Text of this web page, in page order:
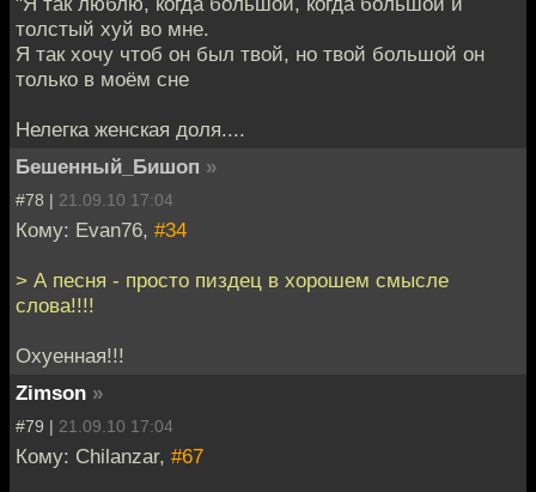
толстый хуй во мне.
Я так хочу чтоб он был твой, но твой большой он
только в моём сне
Нелегка женская доля....
Бешенный_Бишоп »
#78 | 21.09.10 17:04
Кому: Evan76, #34
> А песня - просто пиздец в хорошем смысле
слова!!!!
Охуенная!!!
Zimson »
#79 | 21.09.10 17:04
Кому: Chilanzar, #67